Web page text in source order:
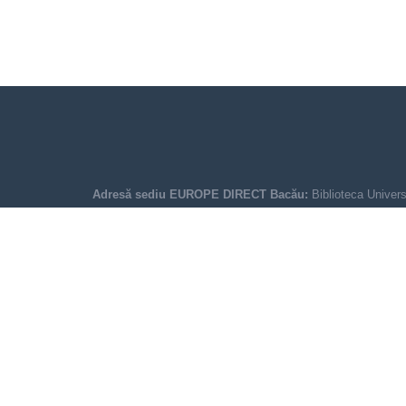
Adresă sediu EUROPE DIRECT Bacău: Biblioteca